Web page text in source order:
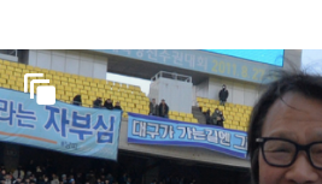
때문이었다. U-20 월드컵은 뛰어보지도 못했
에서 탈락했다.박지성이 유럽 무대를 처음
끝나고 히딩크 감독을 따라 네덜란드 PSV
다. 당시 그의 나이 21세였다. 손흥민은
대한 지원이 늘어나던 시기에 혜택을 받은